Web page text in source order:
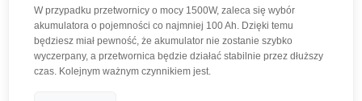
W przypadku przetwornicy o mocy 1500W, zaleca się wybór
akumulatora o pojemności co najmniej 100 Ah. Dzięki temu
będziesz miał pewność, że akumulator nie zostanie szybko
wyczerpany, a przetwornica będzie działać stabilnie przez dłuższy
czas. Kolejnym ważnym czynnikiem jest.